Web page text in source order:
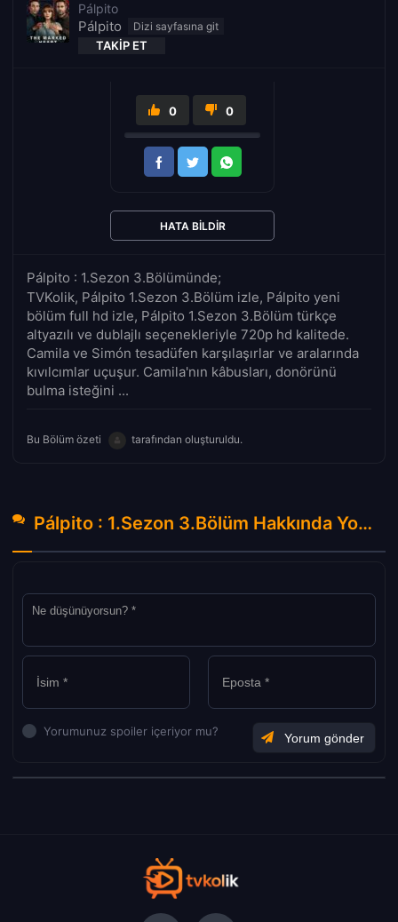
Pálpito
Pálpito
TAKIP ET
Pálpito : 1.Sezon 3.Bölümünde;
TVKolik, Pálpito 1.Sezon 3.Bölüm izle, Pálpito yeni
bölüm full hd izle, Pálpito 1.Sezon 3.Bölüm türkçe
altyazılı ve dublajlı seçenekleriyle 720p hd kalitede.
Camila ve Simón tesadüfen karşılaşırlar ve aralarında
kıvılcımlar uçuşur. Camila'nın kâbusları, donörünü
bulma isteğini ...
Bu Bölüm özeti tarafından oluşturuldu.
0 0
HATA BILDIR
Pálpito : 1.Sezon 3.Bölüm Hakkında Yorumlar
Yorumunuz spoiler içeriyor mu?